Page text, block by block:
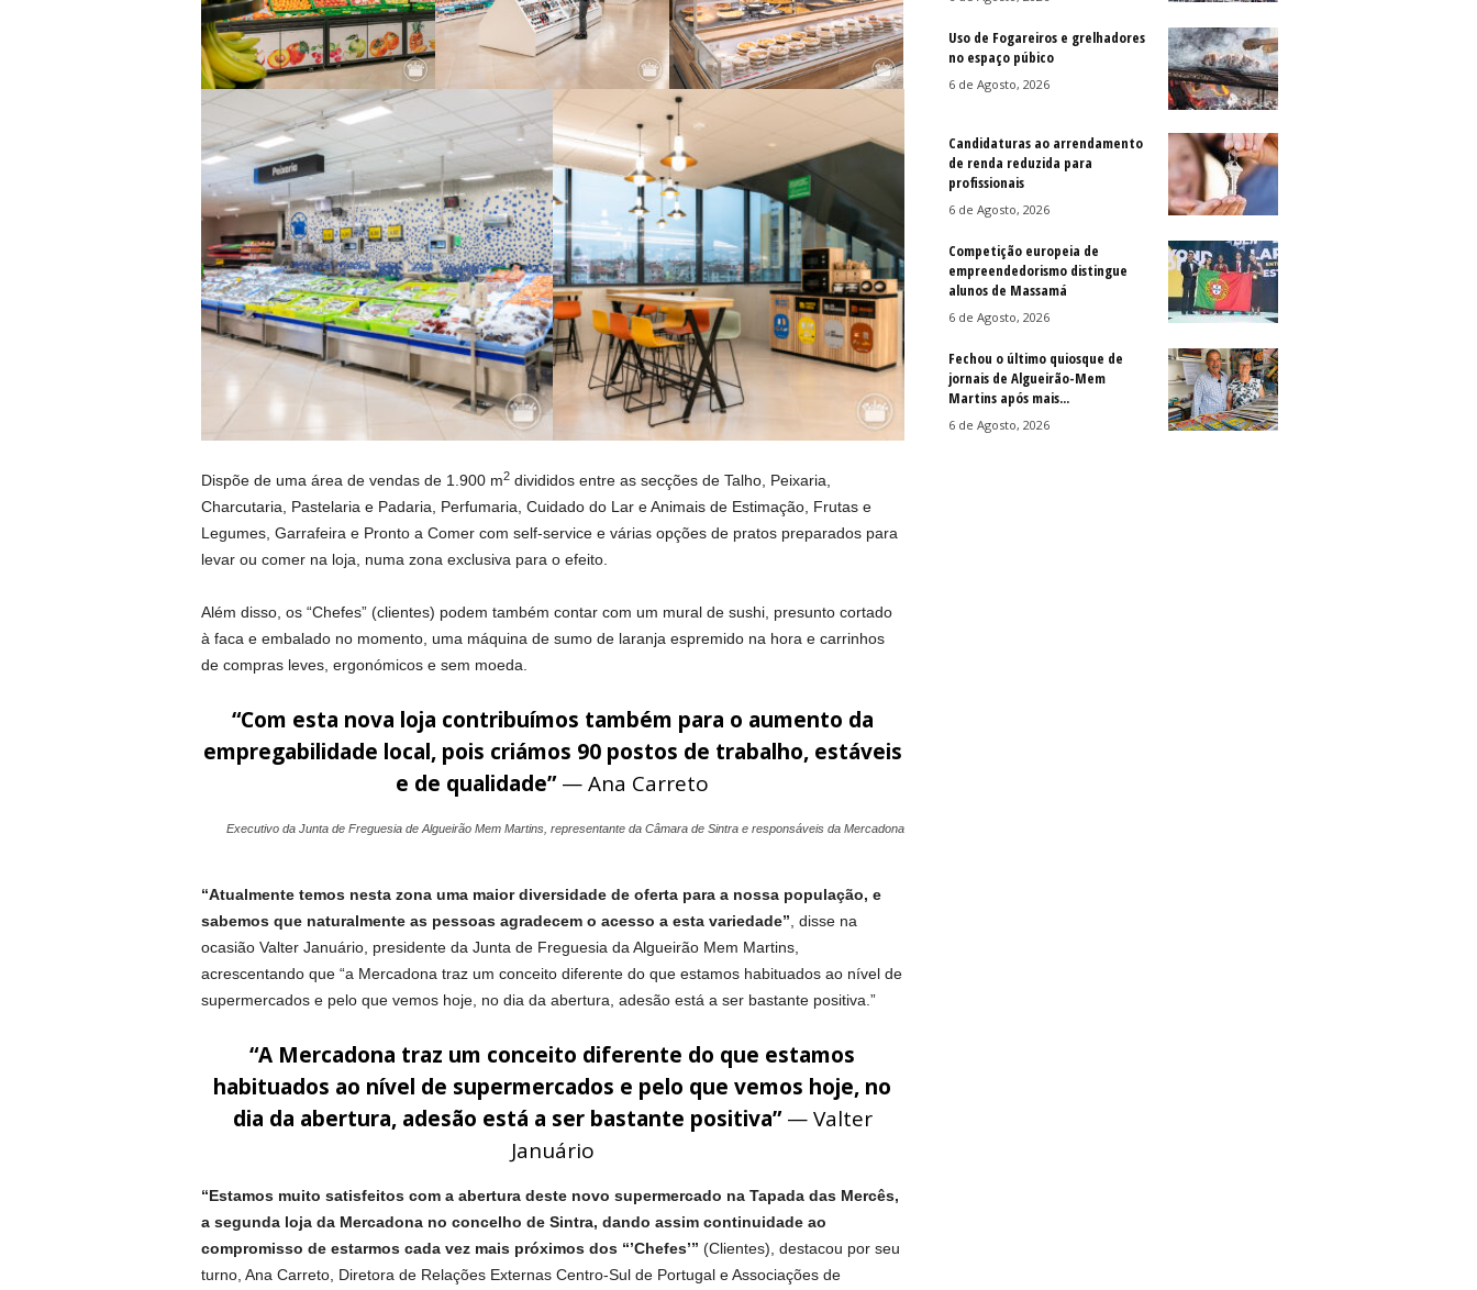
Dispõe de uma área de vendas de 1.900 m2divididos entre as secções de Talho, Peixaria,
Charcutaria, Pastelaria e Padaria, Perfumaria, Cuidado do Lar e Animais de Estimação, Frutas e
Legumes, Garrafeira e Pronto a Comer com self-service e várias opções de pratos preparados para
levar ou comer na loja, numa zona exclusiva para o efeito.
Além disso, os “Chefes” (clientes) podem também contar com um mural de sushi, presunto cortado
à faca e embalado no momento, uma máquina de sumo de laranja espremido na hora e carrinhos
de compras leves, ergonómicos e sem moeda.
“Com esta nova loja contribuímos também para o aumento da
empregabilidade local, pois criámos 90 postos de trabalho, estáveis
e de qualidade”— Ana Carreto
Executivo da Junta de Freguesia de Algueirão Mem Martins, representante da Câmara de Sintra e responsáveis da Mercadona
“Atualmente temos nesta zona uma maior diversidade de oferta para a nossa população, e
sabemos que naturalmente as pessoas agradecem o acesso a esta variedade”, disse na
ocasião Valter Januário, presidente da Junta de Freguesia da Algueirão Mem Martins,
acrescentando que “a Mercadona traz um conceito diferente do que estamos habituados ao nível de
supermercados e pelo que vemos hoje, no dia da abertura, adesão está a ser bastante positiva.”
“A Mercadona traz um conceito diferente do que estamos
habituados ao nível de supermercados e pelo que vemos hoje, no
dia da abertura, adesão está a ser bastante positiva”— Valter
Januário
“Estamos muito satisfeitos com a abertura deste novo supermercado na Tapada das Mercês,
a segunda loja da Mercadona no concelho de Sintra, dando assim continuidade ao
compromisso de estarmos cada vez mais próximos dos “’Chefes’” (Clientes), destacou por seu
turno, Ana Carreto, Diretora de Relações Externas Centro-Sul de Portugal e Associações de
Uso de Fogareiros e grelhadores
no espaço púbico
6 de Agosto, 2026
Candidaturas ao arrendamento
de renda reduzida para
profissionais
6 de Agosto, 2026
Competição europeia de
empreendedorismo distingue
alunos de Massamá
6 de Agosto, 2026
Fechou o último quiosque de
jornais de Algueirão-Mem
Martins após mais...
6 de Agosto, 2026